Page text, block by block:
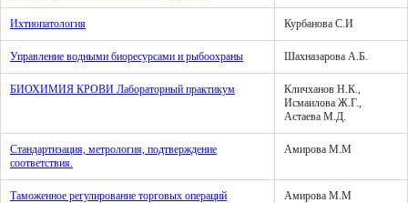
Ихтиопатология Курбанова С.И
Управление водными биоресурсами и рыбоохраны Шахназарова А.Б.
БИОХИМИЯ КРОВИ Лабораторный практикум
Кличханов Н.К.,
Исмаилова Ж.Г.,
Астаева М.Д.
Стандартизация, метрология, подтверждение
соответствия.
Амирова М.М
Таможенное регулирование торговых операций Амирова М.М